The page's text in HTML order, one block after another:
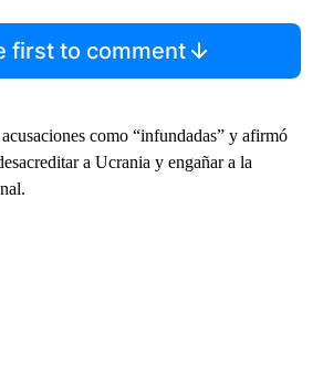
first to comment
como “infundadas” y afirmó
a Ucrania y engañar a la